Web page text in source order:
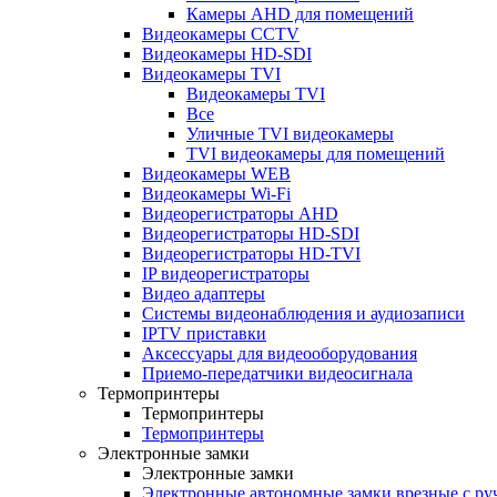
Камеры AHD для помещений
Видеокамеры CCTV
Видеокамеры HD-SDI
Видеокамеры TVI
Видеокамеры TVI
Все
Уличные TVI видеокамеры
TVI видеокамеры для помещений
Видеокамеры WEB
Видеокамеры Wi-Fi
Видеорегистраторы AHD
Видеорегистраторы HD-SDI
Видеорегистраторы HD-TVI
IP видеорегистраторы
Видео адаптеры
Системы видеонаблюдения и аудиозаписи
IPTV приставки
Аксессуары для видеооборудования
Приемо-передатчики видеосигнала
Термопринтеры
Термопринтеры
Термопринтеры
Электронные замки
Электронные замки
Электронные автономные замки врезные с